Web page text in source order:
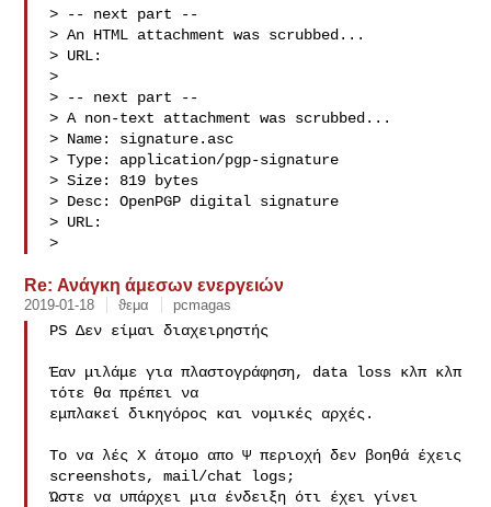
> -- next part --
> An HTML attachment was scrubbed...
> URL:
>
> -- next part --
> A non-text attachment was scrubbed...
> Name: signature.asc
> Type: application/pgp-signature
> Size: 819 bytes
> Desc: OpenPGP digital signature
> URL:
>
Re: Ανάγκη άμεσων ενεργειών
2019-01-18 ϑεμα pcmagas
PS Δεν είμαι διαχειρηστής
Έαν μιλάμε για πλαστογράφηση, data loss κλπ κλπ
τότε θα πρέπει να
εμπλακεί δικηγόρος και νομικές αρχές.
Το να λές Χ άτομο απο Ψ περιοχή δεν βοηθά έχεις
screenshots, mail/chat logs;
Ώστε να υπάρχει μια ένδειξη ότι έχει γίνει